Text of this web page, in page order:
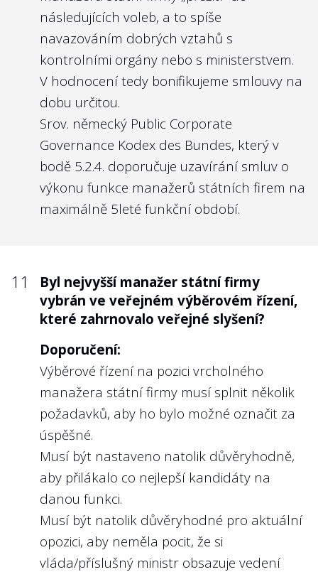
následujících voleb, a to spíše
navazováním dobrých vztahů s
kontrolními orgány nebo s ministerstvem.
V hodnocení tedy bonifikujeme smlouvy na
dobu určitou.
Srov. německý Public Corporate
Governance Kodex des Bundes, který v
bodě 5.2.4. doporučuje uzavírání smluv o
výkonu funkce manažerů státních firem na
maximálně 5leté funkční období.
11
Byl nejvyšší manažer státní firmy
vybrán ve veřejném výběrovém řízení,
které zahrnovalo veřejné slyšení?
Doporučení:
Výběrové řízení na pozici vrcholného
manažera státní firmy musí splnit několik
požadavků, aby ho bylo možné označit za
úspěšné.
Musí být nastaveno natolik důvěryhodně,
aby přilákalo co nejlepší kandidáty na
danou funkci.
Musí být natolik důvěryhodné pro aktuální
opozici, aby neměla pocit, že si
vláda/příslušný ministr obsazuje vedení